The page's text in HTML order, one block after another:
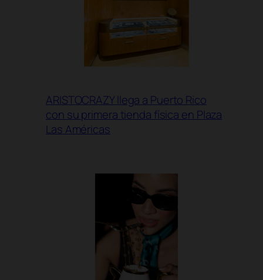
ARISTOCRAZY llega a Puerto Rico
con su primera tienda física en Plaza
Las Américas